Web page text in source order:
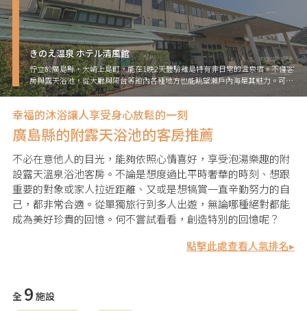
きのえ温泉 ホテル清風館
佇立於廣島縣・大崎上島町，能在1晚2天體驗離島特有非日常的溫泉宿。不僅客
房與露天浴池，從大廳與陽台等館內各種地方也能眺望瀨戶內海是其魅力。可一
邊眺望隨著時間變化表情的海景，一邊度過感受島嶼微風的時光。餐點方面，能
般的開放感中，盡情享受瀨戶內海的特等席。
幸福的沐浴讓人享受身心放鬆的一刻
廣島縣的附露天浴池的客房推薦
不必在意他人的目光，能夠依照心情喜好，享受泡湯樂趣的附
設露天溫泉浴池客房。不論是想度過比平時奢華的時刻、想跟
重要的對象或家人拉近距離、又或是想犒賞一直辛勤努力的自
己，都非常合適。從單獨旅行到多人出遊，無論哪種絕對都能
成為美好珍貴的回憶。何不嘗試看看，創造特別的回憶呢？
點擊此處查看人氣排名▸
全 9 施設